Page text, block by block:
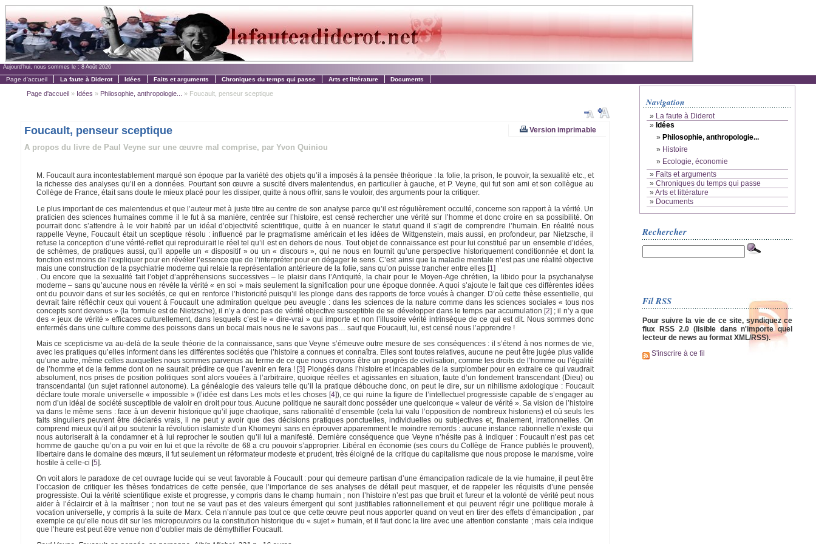
Aujourd'hui, nous sommes le : 8 Août 2026
Page d'accueil La faute à Diderot Idées Faits et arguments Chroniques du temps qui passe Arts et littérature Documents
Page d'accueil» Idées » Philosophie, anthropologie... » Foucault, penseur sceptique
Version imprimable
Foucault, penseur sceptique
A propos du livre de Paul Veyne sur une œuvre mal comprise, par Yvon Quiniou
M. Foucault aura incontestablement marqué son époque par la variété des objets qu’il a imposés à la pensée théorique : la folie, la prison, le pouvoir, la sexualité etc., et
la richesse des analyses qu’il en a données. Pourtant son œuvre a suscité divers malentendus, en particulier à gauche, et P. Veyne, qui fut son ami et son collègue au
Collège de France, était sans doute le mieux placé pour les dissiper, quitte à nous offrir, sans le vouloir, des arguments pour la critiquer.
Le plus important de ces malentendus et que l’auteur met à juste titre au centre de son analyse parce qu’il est régulièrement occulté, concerne son rapport à la vérité. Un
praticien des sciences humaines comme il le fut à sa manière, centrée sur l’histoire, est censé rechercher une vérité sur l’homme et donc croire en sa possibilité. On
pourrait donc s’attendre à le voir habité par un idéal d’objectivité scientifique, quitte à en nuancer le statut quand il s’agit de comprendre l’humain. En réalité nous
rappelle Veyne, Foucault était un sceptique résolu : influencé par le pragmatisme américain et les idées de Wittgenstein, mais aussi, en profondeur, par Nietzsche, il
refuse la conception d’une vérité-reflet qui reproduirait le réel tel qu’il est en dehors de nous. Tout objet de connaissance est pour lui constitué par un ensemble d’idées,
de schèmes, de pratiques aussi, qu’il appelle un « dispositif » ou un « discours », qui ne nous en fournit qu’une perspective historiquement conditionnée et dont la
fonction est moins de l’expliquer pour en révéler l’essence que de l’interpréter pour en dégager le sens. C’est ainsi que la maladie mentale n’est pas une réalité objective
mais une construction de la psychiatrie moderne qui relaie la représentation antérieure de la folie, sans qu’on puisse trancher entre elles[1 ]
. Ou encore que la sexualité fait l’objet d’appréhensions successives – le plaisir dans l’Antiquité, la chair pour le Moyen-Age chrétien, la libido pour la psychanalyse
moderne – sans qu’aucune nous en révèle la vérité « en soi » mais seulement la signification pour une époque donnée. A quoi s’ajoute le fait que ces différentes idées
ont du pouvoir dans et sur les sociétés, ce qui en renforce l’historicité puisqu’il les plonge dans des rapports de force voués à changer. D’où cette thèse essentielle, qui
devrait faire réfléchir ceux qui vouent à Foucault une admiration quelque peu aveugle : dans les sciences de la nature comme dans les sciences sociales « tous nos
concepts sont devenus » (la formule est de Nietzsche), il n’y a donc pas de vérité objective susceptible de se développer dans le temps par accumulation [2]; il n’y a que
des « jeux de vérité » efficaces culturellement, dans lesquels c’est le « dire-vrai » qui importe et non l’illusoire vérité intrinsèque de ce qui est dit. Nous sommes donc
enfermés dans une culture comme des poissons dans un bocal mais nous ne le savons pas… sauf que Foucault, lui, est censé nous l’apprendre !
Mais ce scepticisme va au-delà de la seule théorie de la connaissance, sans que Veyne s’émeuve outre mesure de ses conséquences : il s’étend à nos normes de vie,
avec les pratiques qu’elles informent dans les différentes sociétés que l’histoire a connues et connaîtra. Elles sont toutes relatives, aucune ne peut être jugée plus valide
qu’une autre, même celles auxquelles nous sommes parvenus au terme de ce que nous croyons être un progrès de civilisation, comme les droits de l’homme ou l’égalité
de l’homme et de la femme dont on ne saurait prédire ce que l’avenir en fera ![3] Plongés dans l’histoire et incapables de la surplomber pour en extraire ce qui vaudrait
absolument, nos prises de position politiques sont alors vouées à l’arbitraire, quoique réelles et agissantes en situation, faute d’un fondement transcendant (Dieu) ou
transcendantal (un sujet rationnel autonome). La généalogie des valeurs telle qu’il la pratique débouche donc, on peut le dire, sur un nihilisme axiologique : Foucault
déclare toute morale universelle « impossible » (l’idée est dans Les mots et les choses [4]), ce qui ruine la figure de l’intellectuel progressiste capable de s’engager au
nom d’un idéal de société susceptible de valoir en droit pour tous. Aucune politique ne saurait donc posséder une quelconque « valeur de vérité ». Sa vision de l’histoire
va dans le même sens : face à un devenir historique qu’il juge chaotique, sans rationalité d’ensemble (cela lui valu l’opposition de nombreux historiens) et où seuls les
faits singuliers peuvent être déclarés vrais, il ne peut y avoir que des décisions pratiques ponctuelles, individuelles ou subjectives et, finalement, irrationnelles. On
comprend mieux qu’il ait pu soutenir la révolution islamiste d’un Khomeyni sans en éprouver apparemment le moindre remords : aucune instance rationnelle n’existe qui
nous autoriserait à la condamner et à lui reprocher le soutien qu’il lui a manifesté. Dernière conséquence que Veyne n’hésite pas à indiquer : Foucault n’est pas cet
homme de gauche qu’on a pu voir en lui et que la révolte de 68 a cru pouvoir s’approprier. Libéral en économie (ses cours du Collège de France publiés le prouvent),
libertaire dans le domaine des mœurs, il fut seulement un réformateur modeste et prudent, très éloigné de la critique du capitalisme que nous propose le marxisme, voire
hostile à celle-ci [5].
On voit alors le paradoxe de cet ouvrage lucide qui se veut favorable à Foucault : pour qui demeure partisan d’une émancipation radicale de la vie humaine, il peut être
l’occasion de critiquer les thèses fondatrices de cette pensée, que l’importance de ses analyses de détail peut masquer, et de rappeler les réquisits d’une pensée
progressiste. Oui la vérité scientifique existe et progresse, y compris dans le champ humain ; non l’histoire n’est pas que bruit et fureur et la volonté de vérité peut nous
aider à l’éclaircir et à la maîtriser ; non tout ne se vaut pas et des valeurs émergent qui sont justifiables rationnellement et qui peuvent régir une politique morale à
vocation universelle, y compris à la suite de Marx. Cela n’annule pas tout ce que cette œuvre peut nous apporter quand on veut en tirer des effets d’émancipation , par
exemple ce qu’elle nous dit sur les micropouvoirs ou la constitution historique du « sujet » humain, et il faut donc la lire avec une attention constante ; mais cela indique
que l’heure est peut être venue non d’oublier mais de démythifier Foucault.
Navigation
» La faute à Diderot
» Idées
» Philosophie, anthropologie...
» Histoire
» Ecologie, économie
» Faits et arguments
» Chroniques du temps qui passe
»Arts et littérature
» Documents
Rechercher
Fil RSS
Pour suivre la vie de ce site, syndiquez ce
flux RSS 2.0 (lisible dans n'importe quel
lecteur de news au format XML/RSS).
S'inscrire à ce fil